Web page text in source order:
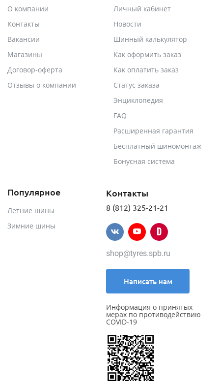
О компании
Контакты
Вакансии
Магазины
Договор-оферта
Отзывы о компании
Личный кабинет
Новости
Шинный калькулятор
Как оформить заказ
Как оплатить заказ
Статус заказа
Энциклопедия
FAQ
Расширенная гарантия
Бесплатный шиномонтаж
Бонусная система
Популярное
Летние шины
Зимние шины
Контакты
8 (812) 325-21-21
shop@tyres.spb.ru
Написать нам
Информация о принятых
мерах по противодействию
COVID-19